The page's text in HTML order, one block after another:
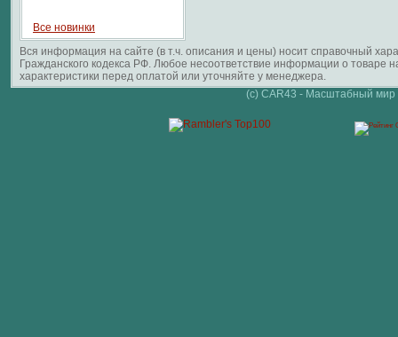
Все новинки
Вся информация на сайте (в т.ч. описания и цены) носит справочный
Гражданского кодекса РФ. Любое несоответствие информации о
характеристики перед оплатой или уточняйте у менеджера.
(c) CAR43 - Масштабный мир